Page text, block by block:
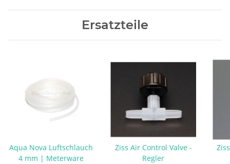
Ersatzteile
Aqua Nova Luftschlauch
4 mm | Meterware
Ziss Air Control Valve -
Regler